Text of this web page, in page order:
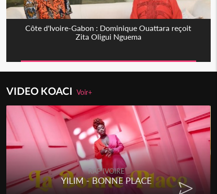
Côte d'Ivoire-Gabon : Dominique Ouattara reçoit
Zita Oligui Nguema
VIDEO KOACIVoir+
RAP IVOIRE
YILIM - BONNE PLACE